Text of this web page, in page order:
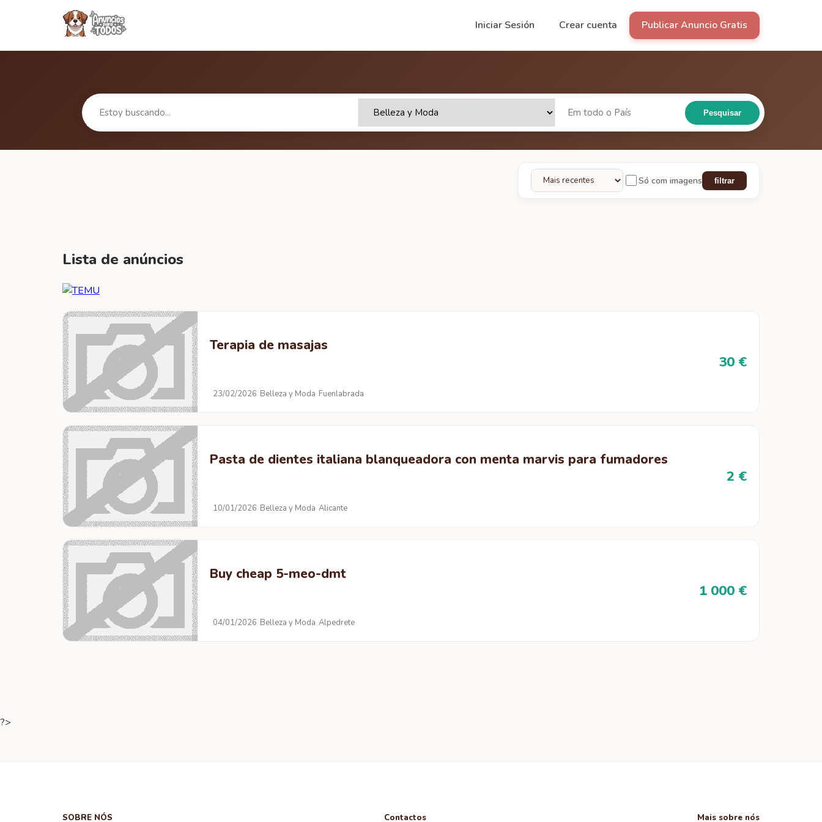
Iniciar Sesión Crear cuenta Publicar Anuncio Gratis
Pesquisar
Só com imagens filtrar
Lista de anúncios
Terapia de masajas
23/02/2026 Belleza y Moda Fuenlabrada
30 €
Pasta de dientes italiana blanqueadora con menta marvis para fumadores
10/01/2026 Belleza y Moda Alicante
2 €
Buy cheap 5-meo-dmt
04/01/2026 Belleza y Moda Alpedrete
1 000 €
?>
SOBRE NÓS Contactos Mais sobre nós